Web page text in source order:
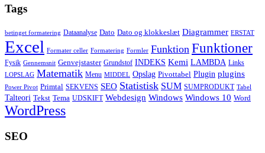
Tags
betinget formatering Dataanalyse Dato Dato og klokkeslæt Diagrammer ERSTAT
Excel Formater celler Formatering Formler Funktion Funktioner
Fysik Gennemsnit Genvejstaster Grundstof INDEKS Kemi LAMBDA Links
LOPSLAG Matematik Menu MIDDEL Opslag Pivottabel Plugin plugins
Power Pivot Primtal SEKVENS SEO Statistisk SUM SUMPRODUKT Tabel
Talteori Tekst Tema UDSKIFT Webdesign Windows Windows 10 Word
WordPress
SEO